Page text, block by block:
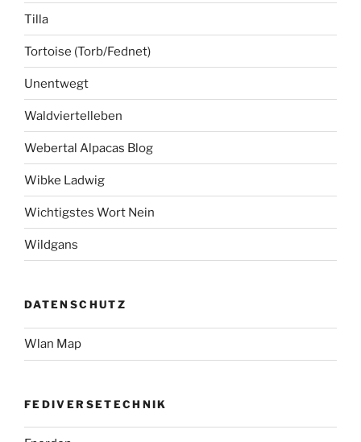
Tilla
Tortoise (Torb/Fednet)
Unentwegt
Waldviertelleben
Webertal Alpacas Blog
Wibke Ladwig
Wichtigstes Wort Nein
Wildgans
DATENSCHUTZ
Wlan Map
FEDIVERSETECHNIK